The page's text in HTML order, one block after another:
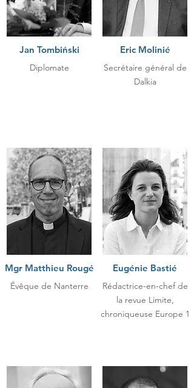
Jan Tombiński
Diplomate
Mgr Matthieu Rougé
Évêque de Nanterre
Eric Molinié
Secrétaire général de
Dalkia
Eugénie Bastié
Rédactrice-en-chef de
la revue Limite,
chroniqueuse Europe 1